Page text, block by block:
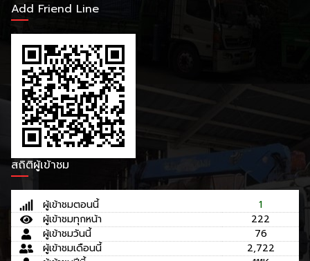
Add Friend Line
สถิติผู้เข้าชม
ผู้เข้าชมตอนนี้
1
ผู้เข้าชมทุกหน้า
222
ผู้เข้าชมวันนี้
76
ผู้เข้าชมเดือนนี้
2,722